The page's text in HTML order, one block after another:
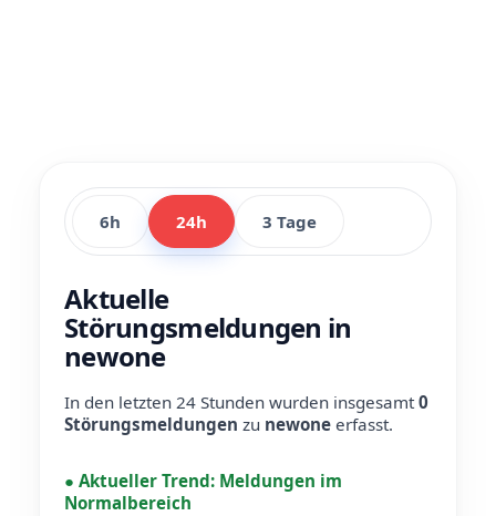
6h 24h 3 Tage
Aktuelle
Störungsmeldungen in
newone
In den letzten 24 Stunden wurden insgesamt0
Störungsmeldungen zu newone erfasst.
● Aktueller Trend: Meldungen im
Normalbereich